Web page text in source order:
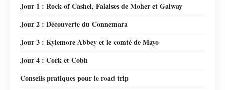
Jour 1 : Rock of Cashel, Falaises de Moher et Galway
Jour 2 : Découverte du Connemara
Jour 3 : Kylemore Abbey et le comté de Mayo
Jour 4 : Cork et Cobh
Conseils pratiques pour le road trip